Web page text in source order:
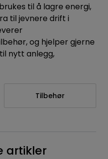
til å lagre energi,
til jevnere drift i
og hjelper gjerne
nytt anlegg,
Tilbehør
artikler